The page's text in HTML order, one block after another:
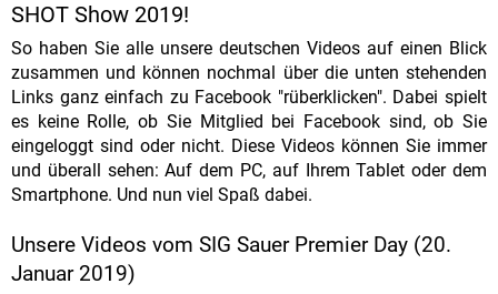
SHOT Show 2019!
So haben Sie alle unsere deutschen Videos auf einen Blick
zusammen und können nochmal über die unten stehenden
Links ganz einfach zu Facebook "rüberklicken". Dabei spielt
es keine Rolle, ob Sie Mitglied bei Facebook sind, ob Sie
eingeloggt sind oder nicht. Diese Videos können Sie immer
und überall sehen: Auf dem PC, auf Ihrem Tablet oder dem
Smartphone. Und nun viel Spaß dabei.
Unsere Videos vom SIG Sauer Premier Day (20.
Januar 2019)